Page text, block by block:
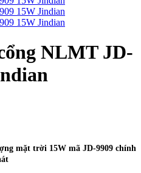
NLMT JD-
mặt trời 15W mã JD-9909 chính